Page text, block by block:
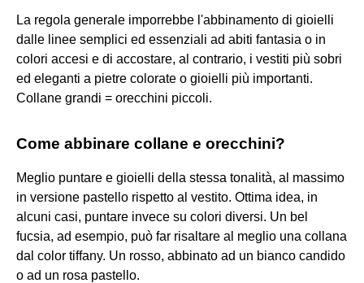
La regola generale imporrebbe l'abbinamento di gioielli
dalle linee semplici ed essenziali ad abiti fantasia o in
colori accesi e di accostare, al contrario, i vestiti più sobri
ed eleganti a pietre colorate o gioielli più importanti.
Collane grandi = orecchini piccoli.
Come abbinare collane e orecchini?
Meglio puntare e gioielli della stessa tonalità, al massimo
in versione pastello rispetto al vestito. Ottima idea, in
alcuni casi, puntare invece su colori diversi. Un bel
fucsia, ad esempio, può far risaltare al meglio una collana
dal color tiffany. Un rosso, abbinato ad un bianco candido
o ad un rosa pastello.